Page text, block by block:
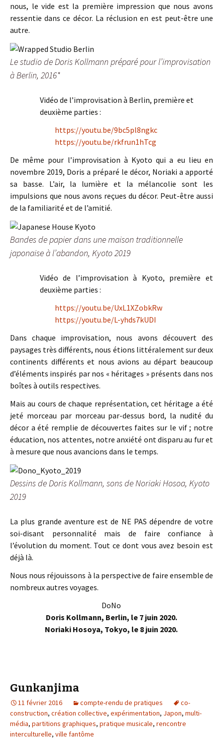
nous, le vide est la première impression que nous avons
ressentie dans ce décor. La réclusion en est peut-être une
autre.
Le studio de Doris Kollmann préparé pour l’improvisation
à Berlin, 2016*
Vidéo de l’improvisation à Berlin, première et
deuxième parties :
https://youtu.be/9bc5pl8ngkc
https://youtu.be/rkfrun1hTcg
De même pour l’improvisation à Kyoto qui a eu lieu en
novembre 2019, Doris a préparé le décor, Noriaki a apporté
sa basse. L’air, la lumière et la mélancolie sont les
impulsions que nous avons reçues du décor. Peut-être aussi
de la familiarité et de l’amitié.
Bandes de papier dans une maison traditionnelle
japonaise à l’abandon, Kyoto 2019
Vidéo de l’improvisation à Kyoto, première et
deuxième parties :
https://youtu.be/UxL1XZobkRw
https://youtu.be/L-yhds7kUDI
Dans chaque improvisation, nous avons découvert des
paysages très différents, nous étions littéralement sur deux
continents différents et nous avions au départ beaucoup
d’éléments inspirés par nos « héritages » présents dans nos
boîtes à outils respectives.
Mais au cours de chaque représentation, cet héritage a été
jeté morceau par morceau par-dessus bord, la nudité du
décor a été remplie de découvertes faites sur le vif ; notre
éducation, nos attentes, notre anxiété ont disparu au fur et
à mesure que nous avancions dans le temps.
Dessins de Doris Kollmann, sons de Noriaki Hosoa, Kyoto
2019
La plus grande aventure est de NE PAS dépendre de votre
soi-disant personnalité mais de faire confiance à
l’évolution du moment. Tout ce dont vous avez besoin est
déjà là.
Nous nous réjouissons à la perspective de faire ensemble de
nombreux autres voyages.
DoNo
Doris Kollmann, Berlin, le 7 juin 2020.
Noriaki Hosoya, Tokyo, le 8 juin 2020.
Gunkanjima
11 février 2016 compte-rendu de pratiques
co-
construction, création collective, expérimentation, Japon, multi-
média, partitions graphiques, pratique musicale, rencontre
interculturelle, ville fantôme